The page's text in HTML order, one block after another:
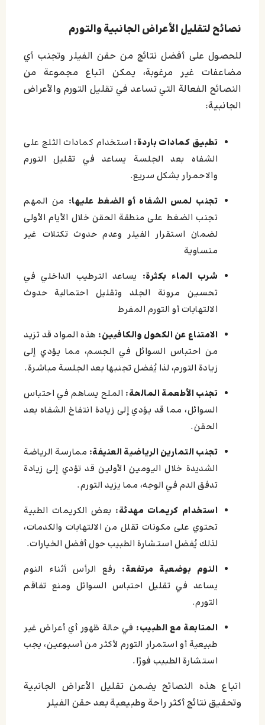
نصائح لتقليل الأعراض الجانبية والتورم
للحصول على أفضل نتائج من حقن الفيلر وتجنب أي
مضاعفات غير مرغوبة، يمكن اتباع مجموعة من
النصائح الفعالة التي تساعد في تقليل التورم والأعراض
الجانبية:
تطبيق كمادات باردة: استخدام كمادات الثلج على
الشفاه بعد الجلسة يساعد في تقليل التورم
والاحمرار بشكل سريع.
تجنب لمس الشفاه أو الضغط عليها: من المهم
تجنب الضغط على منطقة الحقن خلال الأيام الأولى
لضمان استقرار الفيلر وعدم حدوث تكتلات غير
متساوية
شرب الماء بكثرة: يساعد الترطيب الداخلي في
تحسين مرونة الجلد وتقليل احتمالية حدوث
الالتهابات أو التورم المفرط
الامتناع عن الكحول والكافيين: هذه المواد قد تزيد
من احتباس السوائل في الجسم، مما يؤدي إلى
زيادة التورم، لذا يُفضل تجنبها بعد الجلسة مباشرة.
تجنب الأطعمة المالحة: الملح يساهم في احتباس
السوائل، مما قد يؤدي إلى زيادة انتفاخ الشفاه بعد
الحقن.
تجنب التمارين الرياضية العنيفة: ممارسة الرياضة
الشديدة خلال اليومين الأولين قد تؤدي إلى زيادة
تدفق الدم في الوجه، مما يزيد التورم.
استخدام كريمات مهدئة: بعض الكريمات الطبية
تحتوي على مكونات تقلل من الالتهابات والكدمات،
لذلك يُفضل استشارة الطبيب حول أفضل الخيارات.
النوم بوضعية مرتفعة: رفع الرأس أثناء النوم
يساعد في تقليل احتباس السوائل ومنع تفاقم
التورم.
المتابعة مع الطبيب: في حالة ظهور أي أعراض غير
طبيعية أو استمرار التورم لأكثر من أسبوعين، يجب
استشارة الطبيب فورًا.
اتباع هذه النصائح يضمن تقليل الأعراض الجانبية
وتحقيق نتائج أكثر راحة وطبيعية بعد حقن الفيلر